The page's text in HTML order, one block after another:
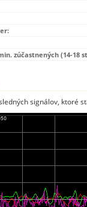
zúčastnených (14-18
signálov, ktoré